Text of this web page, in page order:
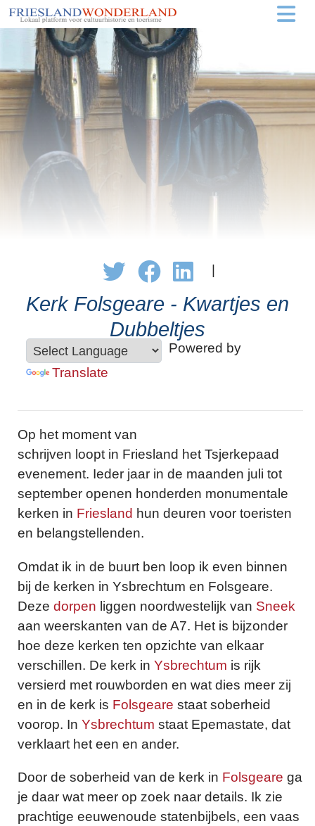
Kerk Folsgeare - Kwartjes en
Dubbeltjes
Powered by
Translate
Op het moment van
schrijven loopt in Friesland het Tsjerkepaad
evenement. Ieder jaar in de maanden juli tot
september openen honderden monumentale
kerken in Friesland hun deuren voor toeristen
en belangstellenden.
Omdat ik in de buurt ben loop ik even binnen
bij de kerken in Ysbrechtum en Folsgeare.
Deze dorpen liggen noordwestelijk van Sneek
aan weerskanten van de A7. Het is bijzonder
hoe deze kerken ten opzichte van elkaar
verschillen. De kerk in Ysbrechtum is rijk
versierd met rouwborden en wat dies meer zij
en in de kerk is Folsgeare staat soberheid
voorop. In Ysbrechtum staat Epemastate, dat
verklaart het een en ander.
Door de soberheid van de kerk in Folsgeare ga
je daar wat meer op zoek naar details. Ik zie
prachtige eeuwenoude statenbijbels, een vaas